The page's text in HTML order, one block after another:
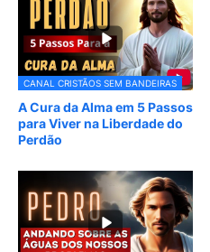
CANAL CRISTÃOS SEM BANDEIRAS
A Cura da Alma em 5 Passos
para Viver na Liberdade do
Perdão